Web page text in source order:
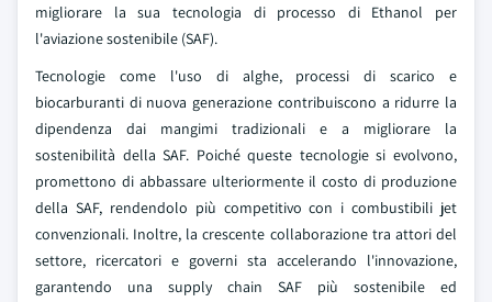
migliorare la sua tecnologia di processo di Ethanol per
l'aviazione sostenibile (SAF).
Tecnologie come l'uso di alghe, processi di scarico e
biocarburanti di nuova generazione contribuiscono a ridurre la
dipendenza dai mangimi tradizionali e a migliorare la
sostenibilità della SAF. Poiché queste tecnologie si evolvono,
promettono di abbassare ulteriormente il costo di produzione
della SAF, rendendolo più competitivo con i combustibili jet
convenzionali. Inoltre, la crescente collaborazione tra attori del
settore, ricercatori e governi sta accelerando l'innovazione,
garantendo una supply chain SAF più sostenibile ed